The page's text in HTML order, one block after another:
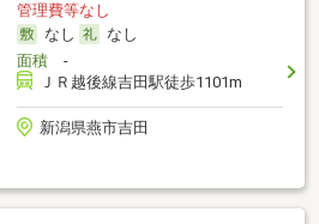
管理費等なし
なし
なし
面積-
ＪＲ越後線吉田駅徒歩1101m
新潟県燕市吉田